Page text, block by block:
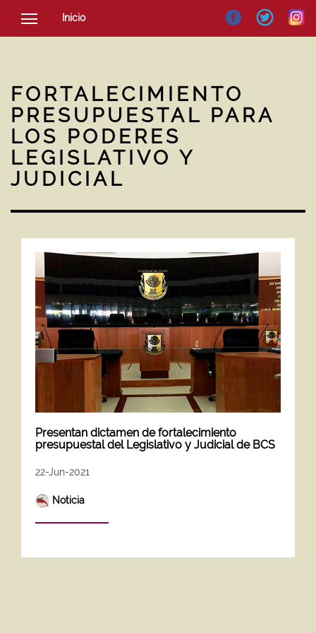
Inicio
SOCIEDAD
NOTICIAS
FORTALECIMIENTO
PRESUPUESTAL PARA
LOS PODERES
LEGISLATIVO Y
JUDICIAL
Presentan dictamen de fortalecimiento
presupuestal del Legislativo y Judicial de BCS
22-Jun-2021
Noticia